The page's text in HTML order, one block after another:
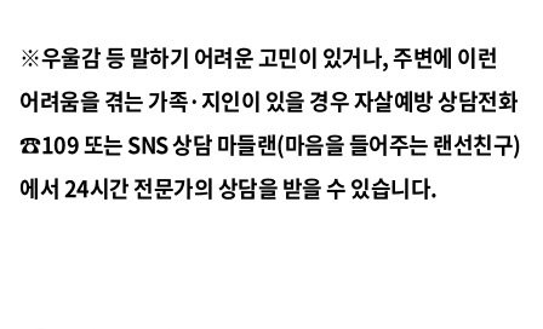
※우울감 등 말하기 어려운 고민이 있거나, 주변에 이런
어려움을 겪는 가족·지인이 있을 경우 자살예방 상담전화
☎109 또는 SNS 상담 마들랜(마음을 들어주는 랜선친구)
에서 24시간 전문가의 상담을 받을 수 있습니다.